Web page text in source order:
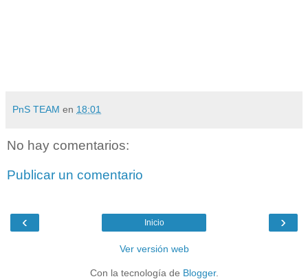
PnS TEAM en 18:01
No hay comentarios:
Publicar un comentario
‹ ›
Inicio
Ver versión web
Con la tecnología de Blogger.